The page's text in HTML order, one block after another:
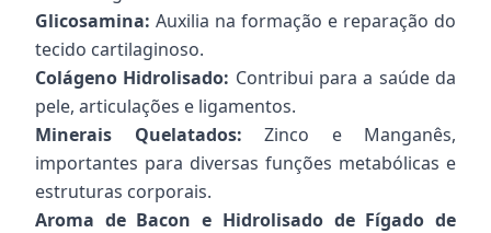
Glicosamina: Auxilia na formação e reparação do
tecido cartilaginoso.
Colágeno Hidrolisado: Contribui para a saúde da
pele, articulações e ligamentos.
Minerais Quelatados: Zinco e Manganês,
importantes para diversas funções metabólicas e
estruturas corporais.
Aroma de Bacon e Hidrolisado de Fígado de